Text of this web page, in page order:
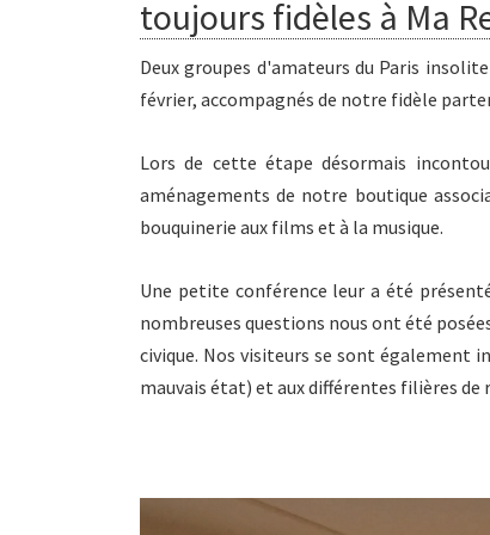
toujours fidèles à Ma
Deux groupes d'amateurs du Paris
février, accompagnés de notre fidèle
Lors de cette étape désormais
aménagements de notre boutique
bouquinerie aux films et à la musique.
Une petite conférence leur a été
nombreuses questions nous ont été
civique. Nos visiteurs se sont également
mauvais état) et aux différentes filières de